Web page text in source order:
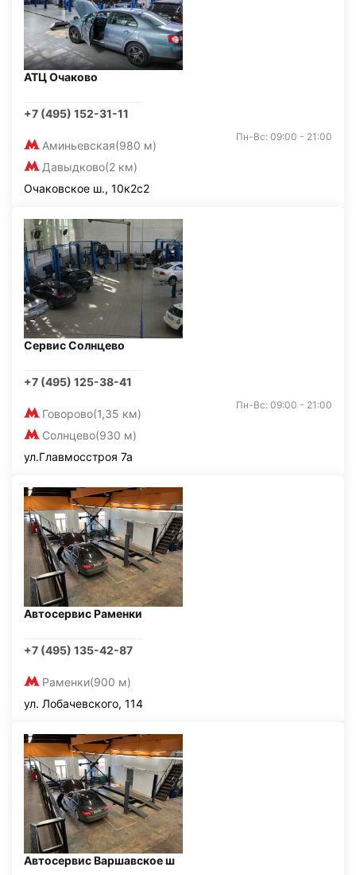
АТЦ Очаково
+7 (495) 152-31-11
Аминьевская(980 м)
Давыдково(2 км)
Пн-Вс: 09:00 - 21:00
Очаковское ш., 10к2с2
Сервис Солнцево
+7 (495) 125-38-41
Говорово(1,35 км)
Солнцево(930 м)
Пн-Вс: 09:00 - 21:00
ул.Главмосстроя 7а
Автосервис Раменки
+7 (495) 135-42-87
Раменки(900 м)
ул. Лобачевского, 114
Автосервис Варшавское ш